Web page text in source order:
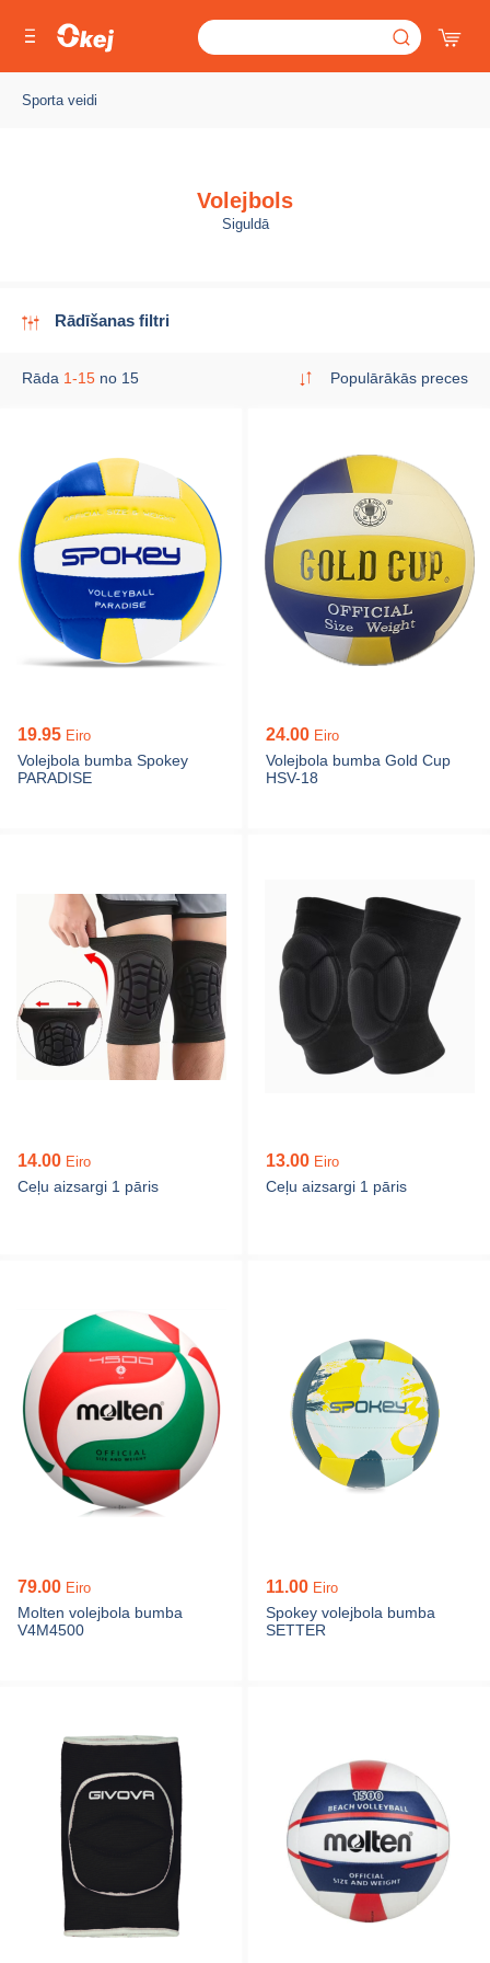
Sporta veidi
Volejbols
Siguldā
Rādīšanas filtri
Rāda 1-15 no 15 Populārākās preces
19.95 Eiro
Volejbola bumba Spokey
PARADISE
24.00 Eiro
Volejbola bumba Gold Cup
HSV-18
14.00 Eiro
Ceļu aizsargi 1 pāris
13.00 Eiro
Ceļu aizsargi 1 pāris
79.00 Eiro
Molten volejbola bumba
V4M4500
11.00 Eiro
Spokey volejbola bumba
SETTER